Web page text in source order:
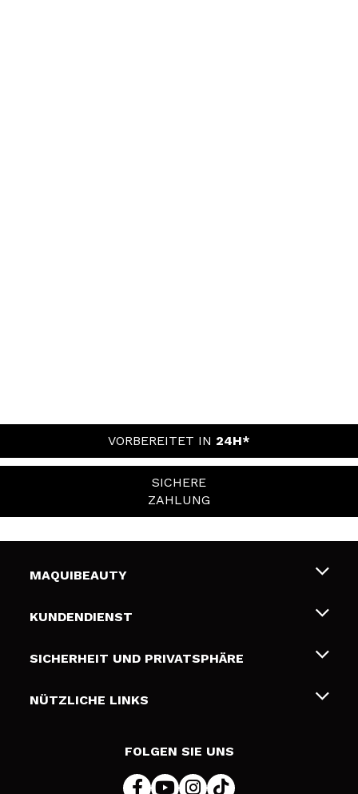
VORBEREITET IN 24H*
SICHERE
ZAHLUNG
MAQUIBEAUTY
Über uns
Geschenkkarten
KUNDENDIENST
Liefer- und Versandkosten
Zahlung
SICHERHEIT UND PRIVATSPHÄRE
Bedingungen und Datenschutz
NÜTZLICHE LINKS
FOLGEN SIE UNS